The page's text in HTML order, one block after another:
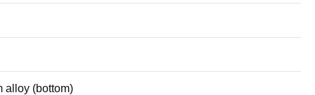
alloy (bottom)